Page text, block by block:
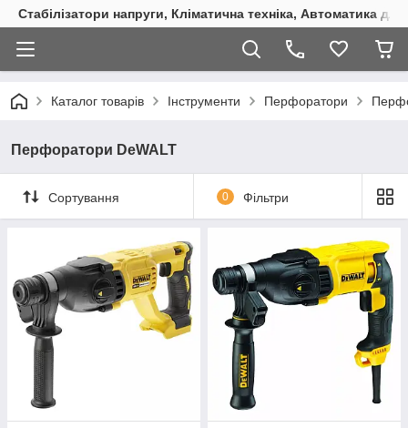
Стабілізатори напруги, Кліматична техніка, Автоматика
Каталог товарів Інструменти Перфоратори
Перфоратори DeWALT
Сортування 0 Фільтри